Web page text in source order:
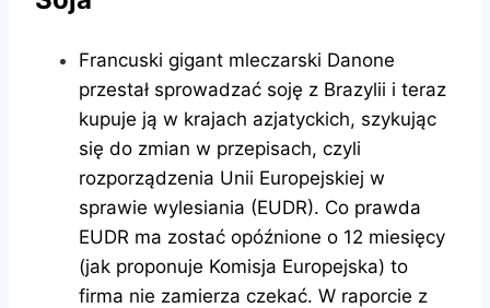
Francuski gigant mleczarski Danone
przestał sprowadzać soję z Brazylii i teraz
kupuje ją w krajach azjatyckich, szykując
się do zmian w przepisach, czyli
rozporządzenia Unii Europejskiej w
sprawie wylesiania (EUDR). Co prawda
EUDR ma zostać opóźnione o 12 miesięcy
(jak proponuje Komisja Europejska) to
firma nie zamierza czekać. W raporcie z